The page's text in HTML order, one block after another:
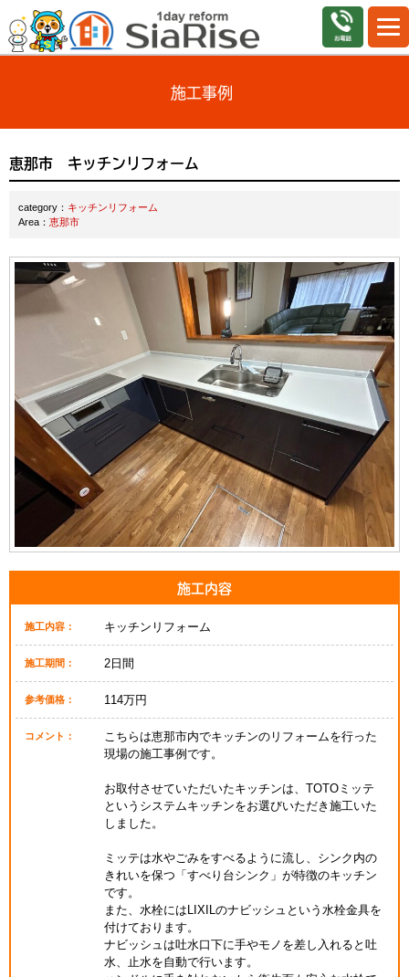
施工事例
恵那市 キッチンリフォーム
category： キッチンリフォーム
Area： 恵那市
施工内容
施工内容： キッチンリフォーム
施工期間： 2日間
参考価格： 114万円
コメント：
こちらは恵那市内でキッチンのリフォームを行った
現場の施工事例です。
お取付させていただいたキッチンは、TOTOミッテ
というシステムキッチンをお選びいただき施工いた
しました。
ミッテは水やごみをすべるように流し、シンク内の
きれいを保つ「すべり台シンク」が特徴のキッチン
です。
また、水栓にはLIXILのナビッシュという水栓金具を
付けております。
ナビッシュは吐水口下に手やモノを差し入れると吐
水、止水を自動で行います。